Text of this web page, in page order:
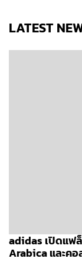
LATEST
adidas เปิดแฟ
Arabica และคอ